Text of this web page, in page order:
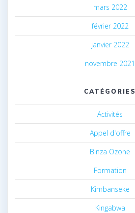
mars 2022
février 2022
janvier 2022
novembre 2021
CATÉGORIES
Activités
Appel d'offre
Binza Ozone
Formation
Kimbanseke
Kingabwa